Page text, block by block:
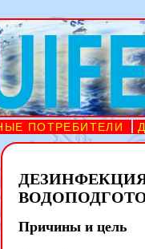
ПОТРЕБИТЕЛИ
Причины и цель